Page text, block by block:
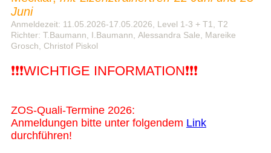
Juni
Anmeldezeit: 11.05.2026-17.05.2026, Level 1-3 + T1, T2
Richter: T.Baumann, I.Baumann, Alessandra Sale, Mareike
Grosch, Christof Piskol
❗❗❗WICHTIGE INFORMATION❗❗❗
ZOS-Quali-Termine 2026:
Anmeldungen bitte unter folgendem Link
durchführen!